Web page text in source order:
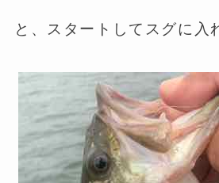
と、スタートしてスグに入